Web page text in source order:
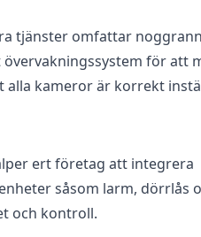
tjänster omfattar noggrann
för att
alla kameror är korrekt
ert företag att integrera
såsom larm, dörrlås
och kontroll.